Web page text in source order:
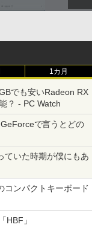
1カ月
でも安いRadeon RX
？ - PC Watch
で言うとどの
いた時期が僕にもあ
コンパクトキーボード
HBF」